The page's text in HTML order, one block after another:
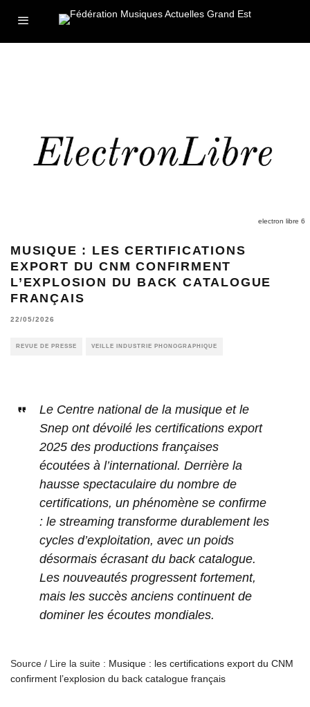
electron libre 6
MUSIQUE : LES CERTIFICATIONS
EXPORT DU CNM CONFIRMENT
L’EXPLOSION DU BACK CATALOGUE
FRANÇAIS
22/05/2026
REVUE DE PRESSE VEILLE INDUSTRIE PHONOGRAPHIQUE
Le Centre national de la musique et le
Snep ont dévoilé les certifications export
2025 des productions françaises
écoutées à l’international. Derrière la
hausse spectaculaire du nombre de
certifications, un phénomène se confirme
: le streaming transforme durablement les
cycles d’exploitation, avec un poids
désormais écrasant du back catalogue.
Les nouveautés progressent fortement,
mais les succès anciens continuent de
dominer les écoutes mondiales.
Source / Lire la suite : Musique : les certifications export du CNM
confirment l’explosion du back catalogue français